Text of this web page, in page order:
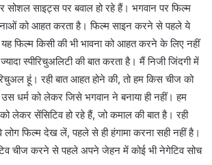
सोशल साइट्स पर बवाल हो रहे हैं। भगवान पर फिल्म
को आहत करता है। फिल्म साइन करने से पहले ये
फिल्म किसी की भी भावना को आहत करने के लिए नहीं
स्पीरिचुअलिटी की बात करता है। मैं निजी जिंदगी में
हूं। रही बात आहत होने की, तो हम किस चीज को
धर्म को लेकर जिसे भगवान ने बनाया ही नहीं। हम
लेकर सेंसिटिव हो रहे हैं, जो कमाल की बात है। रही
लोग फिल्म देख लें, पहले से ही हंगामा करना सही नहीं है।
चीज करने से पहले अपने जेहन में कोई भी नेगेटिव सोच